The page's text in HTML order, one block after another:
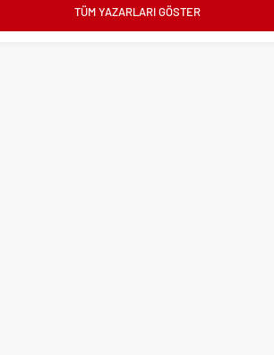
Bu Sene Fenerbahçe Ülke Puanlarını
TÜM YAZARLARI GÖSTER